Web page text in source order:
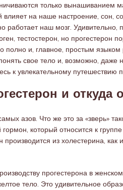
только вынашиванием
влияет на наше настроение, сон,
работает наш мозг.
тестостерон, но прогестерон
полно и, главное, простым языком
свое тело и, возможно,
к увлекательному
и откуда
азов. Что же это за «зверь»
который относится к
производится из холестерина,
прогестерона в
тело. Это удивительное